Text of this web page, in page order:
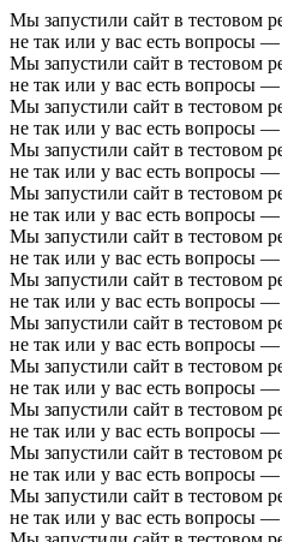
Мы запустили сайт в тестовом
не так или у вас есть вопросы
Мы запустили сайт в тестовом
не так или у вас есть вопросы
Мы запустили сайт в тестовом
не так или у вас есть вопросы
Мы запустили сайт в тестовом
не так или у вас есть вопросы
Мы запустили сайт в тестовом
не так или у вас есть вопросы
Мы запустили сайт в тестовом
не так или у вас есть вопросы
Мы запустили сайт в тестовом
не так или у вас есть вопросы
Мы запустили сайт в тестовом
не так или у вас есть вопросы
Мы запустили сайт в тестовом
не так или у вас есть вопросы
Мы запустили сайт в тестовом
не так или у вас есть вопросы
Мы запустили сайт в тестовом
не так или у вас есть вопросы
Мы запустили сайт в тестовом
не так или у вас есть вопросы